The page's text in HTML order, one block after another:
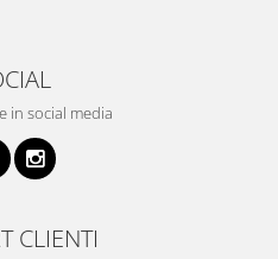
in social media
CLIENTI